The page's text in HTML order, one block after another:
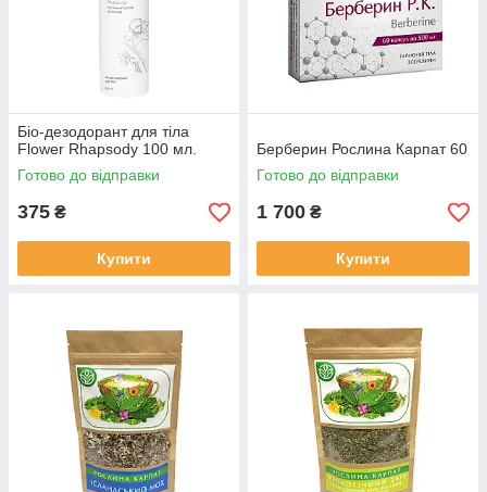
Біо-дезодорант для тіла
Flower Rhapsody 100 мл.
Готово до відправки
375 ₴
Купити
Берберин Рослина Карпат 60
Готово до відправки
1 700 ₴
Купити